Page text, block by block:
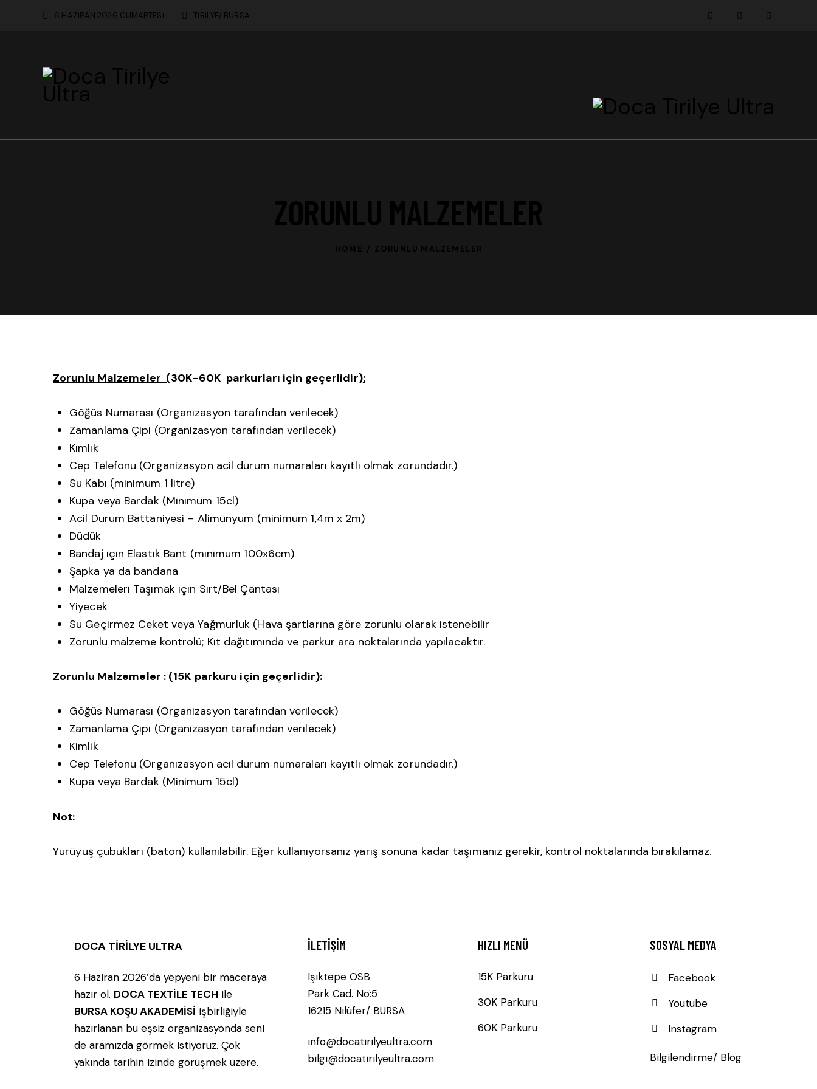
6 HAZİRAN 2026 CUMARTESİ TİRİLYE/ BURSA
Zorunlu Malzemeler (30K-60K parkurları için geçerlidir):
Göğüs Numarası (Organizasyon tarafından verilecek)
Zamanlama Çipi (Organizasyon tarafından verilecek)
Kimlik
Cep Telefonu (Organizasyon acil durum numaraları kayıtlı olmak zorundadır.)
Su Kabı (minimum 1 litre)
Kupa veya Bardak (Minimum 15cl)
Acil Durum Battaniyesi – Alimünyum (minimum 1,4m x 2m)
Düdük
Bandaj için Elastik Bant (minimum 100x6cm)
Şapka ya da bandana
Malzemeleri Taşımak için Sırt/Bel Çantası
Yiyecek
Su Geçirmez Ceket veya Yağmurluk (Hava şartlarına göre zorunlu olarak istenebilir
Zorunlu malzeme kontrolü; Kit dağıtımında ve parkur ara noktalarında yapılacaktır.
Zorunlu Malzemeler : (15K parkuru için geçerlidir):
Göğüs Numarası (Organizasyon tarafından verilecek)
Zamanlama Çipi (Organizasyon tarafından verilecek)
Kimlik
Cep Telefonu (Organizasyon acil durum numaraları kayıtlı olmak zorundadır.)
Kupa veya Bardak (Minimum 15cl)
Not:
Yürüyüş çubukları (baton) kullanılabilir. Eğer kullanıyorsanız yarış sonuna kadar taşımanız gerekir, kontrol noktalarında bırakılamaz.
DOCA TİRİLYE ULTRA
6 Haziran 2026’da yepyeni bir maceraya
hazır ol. DOCA TEXTİLE TECH ile
BURSA KOŞU AKADEMİSİ işbirliğiyle
hazırlanan bu eşsiz organizasyonda seni
de aramızda görmek istiyoruz. Çok
yakında tarihin izinde görüşmek üzere.
İLETIŞIM
Işıktepe OSB
Park Cad. No:5
16215 Nilüfer/ BURSA
info@docatirilyeultra.com
bilgi@docatirilyeultra.com
HIZLI MENÜ
15K Parkuru
30K Parkuru
60K Parkuru
SOSYAL MEDYA
Facebook
Youtube
Instagram
Bilgilendirme/ Blog